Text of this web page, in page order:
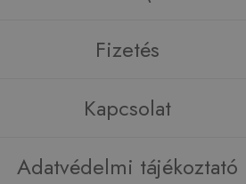
Fizetés
Kapcsolat
Adatvédelmi tájékoztató